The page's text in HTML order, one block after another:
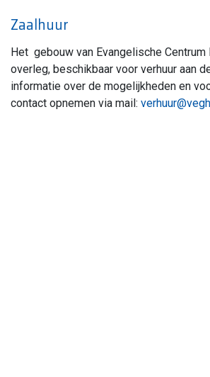
Zaalhuur
Het gebouw van Evangelische
overleg, beschikbaar voor verhuur aan
informatie over de mogelijkheden en
contact opnemen via mail: